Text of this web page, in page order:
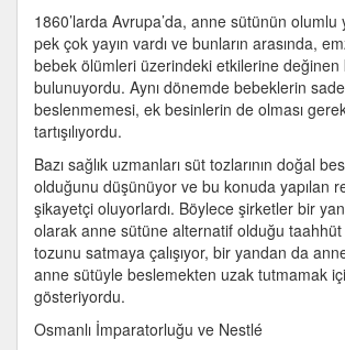
1860’larda Avrupa’da, anne sütünün olumlu
pek çok yayın vardı ve bunların arasında,
bebek ölümleri üzerindeki etkilerine değinen
bulunuyordu. Aynı dönemde bebeklerin
beslenmemesi, ek besinlerin de olması
tartışılıyordu.
Bazı sağlık uzmanları süt tozlarının doğal
olduğunu düşünüyor ve bu konuda yapılan
şikayetçi oluyorlardı. Böylece şirketler bir
olarak anne sütüne alternatif olduğu
tozunu satmaya çalışıyor, bir yandan da
anne sütüyle beslemekten uzak tutmamak
gösteriyordu.
Osmanlı İmparatorluğu ve Nestlé